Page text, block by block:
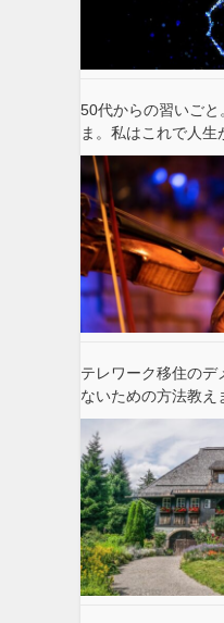
50代からの習いごと
ま。私はこれで人
テレワーク移住のデ
ないための方法教え